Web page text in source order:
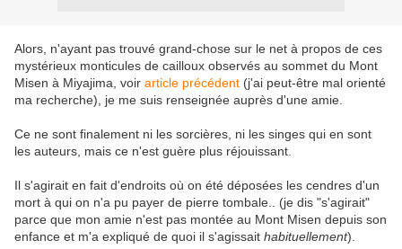
Alors, n'ayant pas trouvé grand-chose sur le net à propos de ces
mystérieux monticules de cailloux observés au sommet du Mont
Misen à Miyajima, voir article précédent (j'ai peut-être mal orienté
ma recherche), je me suis renseignée auprès d'une amie.
Ce ne sont finalement ni les sorcières, ni les singes qui en sont
les auteurs, mais ce n'est guère plus réjouissant.
Il s'agirait en fait d'endroits où on été déposées les cendres d'un
mort à qui on n'a pu payer de pierre tombale.. (je dis "s'agirait"
parce que mon amie n'est pas montée au Mont Misen depuis son
enfance et m'a expliqué de quoi il s'agissait habituellement).